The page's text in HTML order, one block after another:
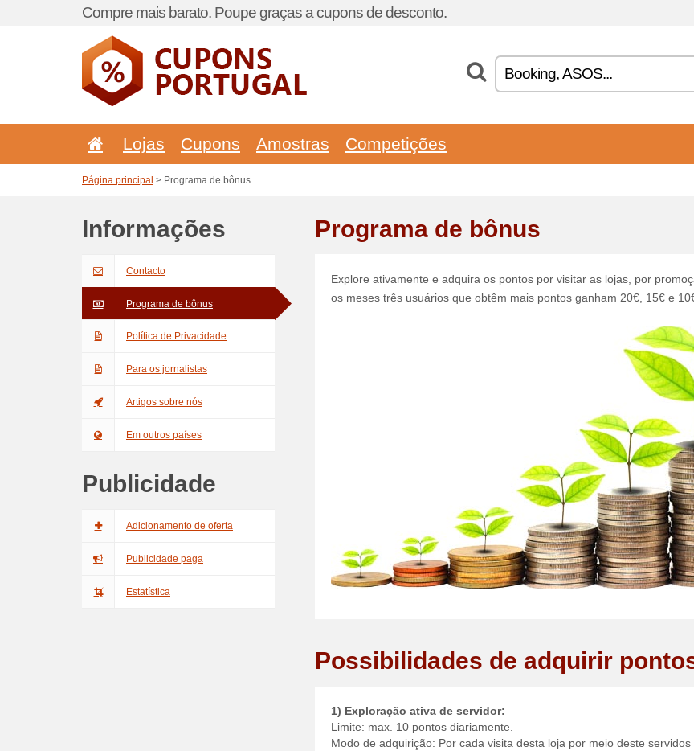
Compre mais barato. Poupe graças a cupons de desconto.
Lojas Cupons Amostras Competições
Página principal > Programa de bônus
Informações
Contacto
Programa de bônus
Política de Privacidade
Para os jornalistas
Artigos sobre nós
Em outros países
Publicidade
Adicionamento de oferta
Publicidade paga
Estatística
Programa de bônus
Explore ativamente e adquira os pontos por visitar as lojas, por
os meses três usuários que obtêm mais pontos ganham 20€, 15€ e
Possibilidades de adquirir
1) Exploração ativa de servidor:
Limite: max. 10 pontos diariamente.
Modo de adquirição: Por cada visita desta loja por meio deste servidos